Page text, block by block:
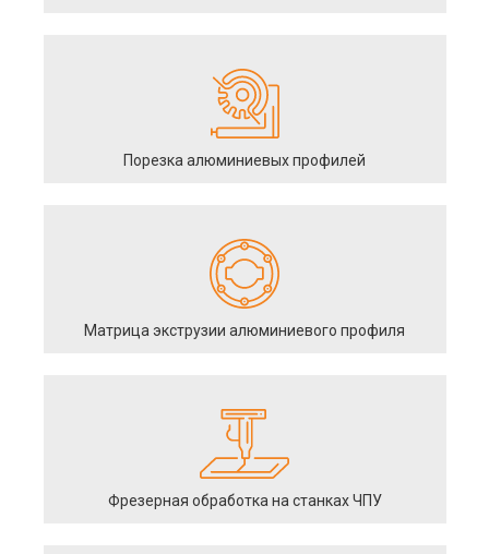
Порезка алюминиевых профилей
Матрица экструзии алюминиевого профиля
Фрезерная обработка на станках ЧПУ